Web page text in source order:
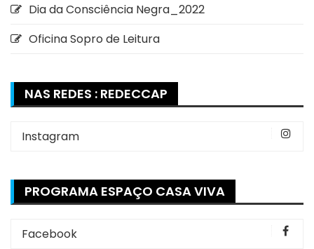
Dia da Consciência Negra_2022
Oficina Sopro de Leitura
NAS REDES : REDECCAP
Instagram
PROGRAMA ESPAÇO CASA VIVA
Facebook